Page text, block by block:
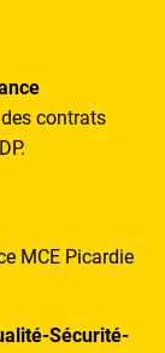
contrats
MCE Picardie
Sécurité-